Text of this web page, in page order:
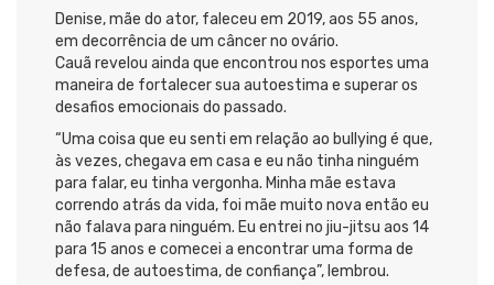
Denise, mãe do ator, faleceu em 2019, aos 55 anos,
em decorrência de um câncer no ovário.
Cauã revelou ainda que encontrou nos esportes uma
maneira de fortalecer sua autoestima e superar os
desafios emocionais do passado.
“Uma coisa que eu senti em relação ao bullying é que,
às vezes, chegava em casa e eu não tinha ninguém
para falar, eu tinha vergonha. Minha mãe estava
correndo atrás da vida, foi mãe muito nova então eu
não falava para ninguém. Eu entrei no jiu-jitsu aos 14
para 15 anos e comecei a encontrar uma forma de
defesa, de autoestima, de confiança”, lembrou.